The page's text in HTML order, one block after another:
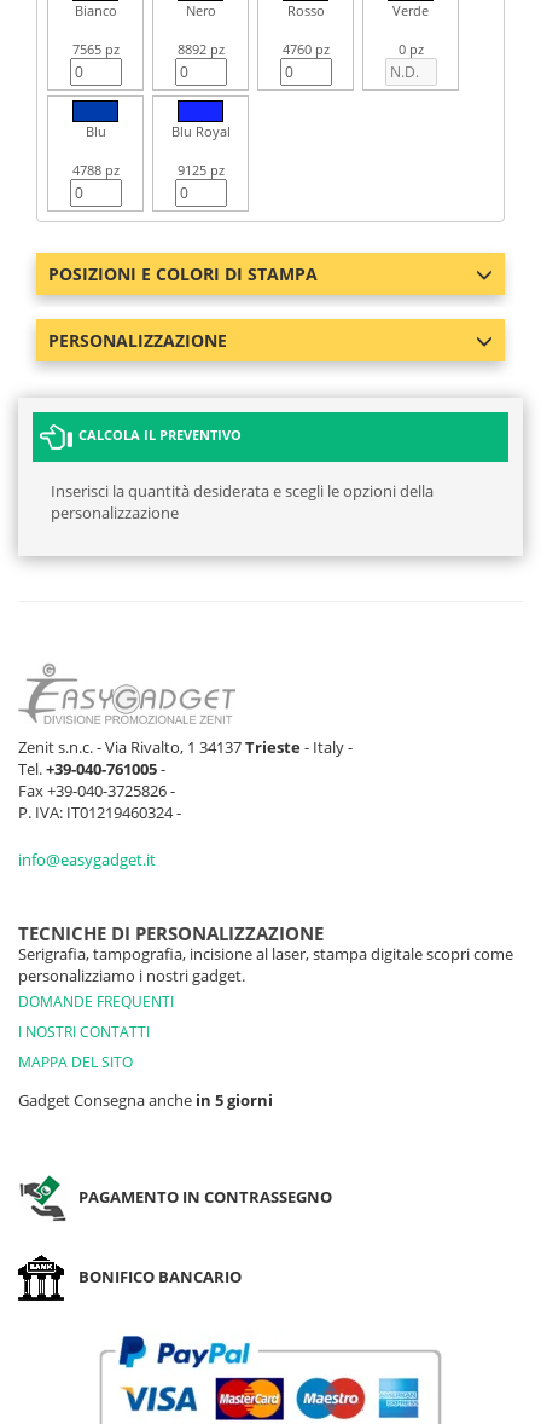
Bianco
7565 pz
Nero
8892 pz
Rosso
4760 pz
Verde
0 pz
Blu
4788 pz
Blu Royal
9125 pz
POSIZIONI E COLORI DI STAMPA
PERSONALIZZAZIONE
CALCOLA IL PREVENTIVO
Inserisci la quantità desiderata e scegli le opzioni della
personalizzazione
Zenit s.n.c. - Via Rivalto, 1 34137Trieste- Italy -
Tel.+39-040-761005-
Fax +39-040-3725826 -
P. IVA: IT01219460324 -
info@easygadget.it
TECNICHE DI PERSONALIZZAZIONE
Serigrafia, tampografia, incisione al laser, stampa digitale scopri come
personalizziamo i nostri gadget.
DOMANDE FREQUENTI
I NOSTRI CONTATTI
MAPPA DEL SITO
Gadget Consegna anche in 5 giorni
PAGAMENTO IN CONTRASSEGNO
BONIFICO BANCARIO